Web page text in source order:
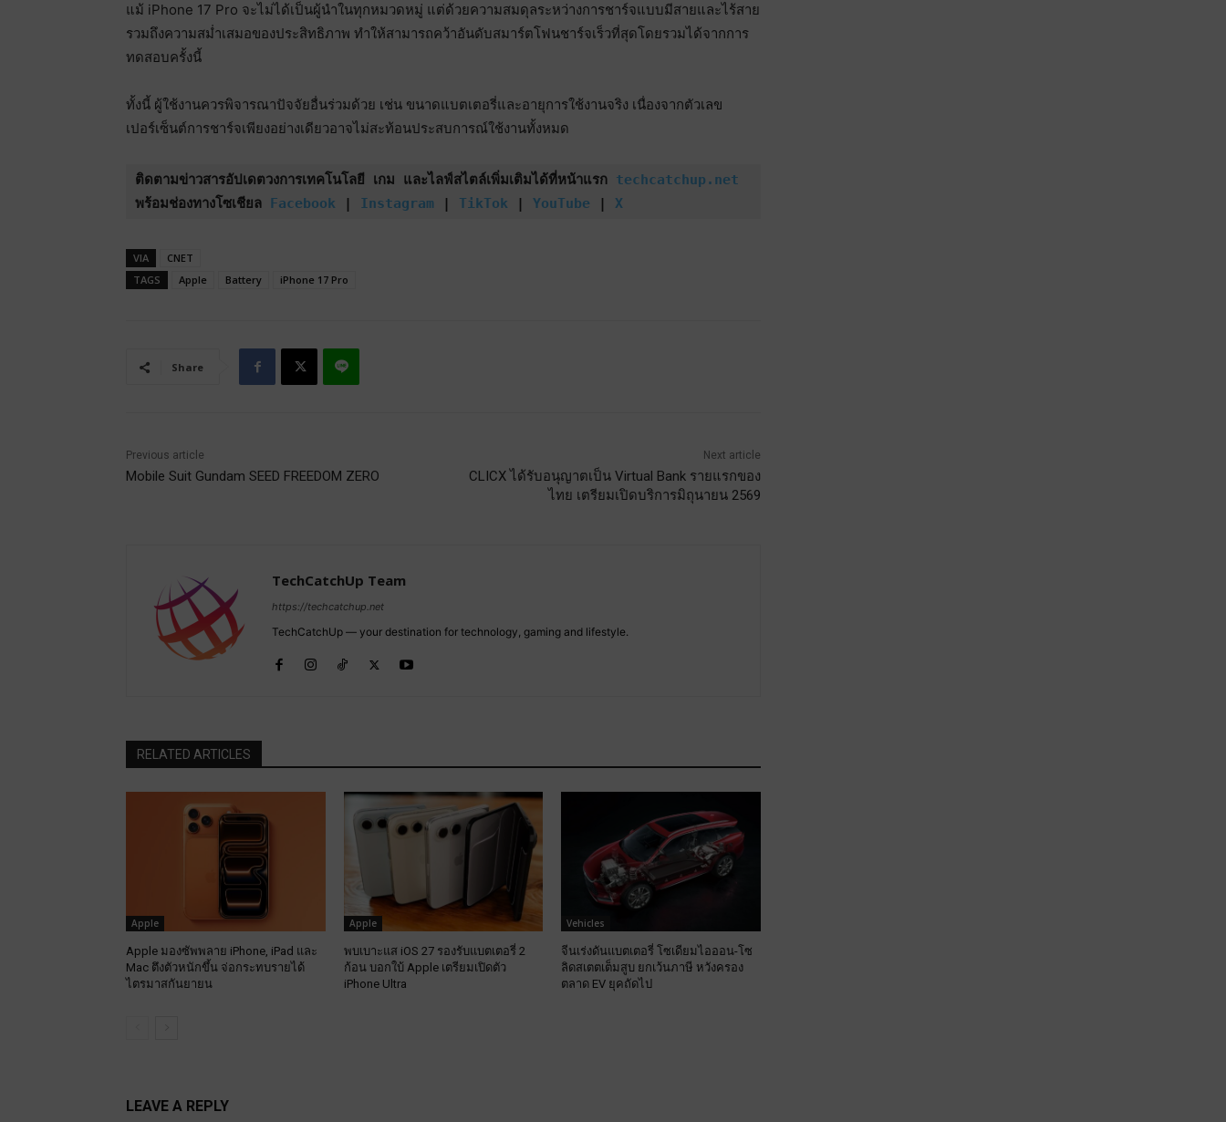
แม้ iPhone 17 Pro จะไม่ได้เป็นผู้นำในทุกหมวดหมู่ แต่ด้วยความสมดุลระหว่างการชาร์จแบบมีสายและไร้สาย
รวมถึงความสม่ำเสมอของประสิทธิภาพ ทำให้สามารถคว้าอันดับสมาร์ตโฟนชาร์จเร็วที่สุดโดยรวมได้จากการ
ทดสอบครั้งนี้
ทั้งนี้ ผู้ใช้งานควรพิจารณาปัจจัยอื่นร่วมด้วย เช่น ขนาดแบตเตอรี่และอายุการใช้งานจริง เนื่องจากตัวเลข
เปอร์เซ็นต์การชาร์จเพียงอย่างเดียวอาจไม่สะท้อนประสบการณ์ใช้งานทั้งหมด
ติดตามข่าวสารอัปเดตวงการเทคโนโลยี เกม และไลฟ์สไตล์เพิ่มเติมได้ที่หน้าแรก techcatchup.net
พร้อมช่องทางโซเชียล Facebook | Instagram | TikTok | YouTube | X
VIA
CNET
TAGS
Apple Battery iPhone 17 Pro
Share
Previous article
Mobile Suit Gundam SEED FREEDOM ZERO
Next article
CLICX ได้รับอนุญาตเป็น Virtual Bank รายแรกของ
ไทย เตรียมเปิดบริการมิถุนายน 2569
TechCatchUp Team
https://techcatchup.net
TechCatchUp — your destination for technology, gaming and lifestyle.
RELATED ARTICLES
Apple
Apple มองซัพพลาย iPhone, iPad และ
Mac ตึงตัวหนักขึ้น จ่อกระทบรายได้
ไตรมาสกันยายน
Apple
พบเบาะแส iOS 27 รองรับแบตเตอรี่ 2
ก้อน บอกใบ้ Apple เตรียมเปิดตัว
iPhone Ultra
Vehicles
จีนเร่งดันแบตเตอรี่ โซเดียมไอออน-โซ
ลิดสเตตเต็มสูบ ยกเว้นภาษี หวังครอง
ตลาด EV ยุคถัดไป
LEAVE A REPLY